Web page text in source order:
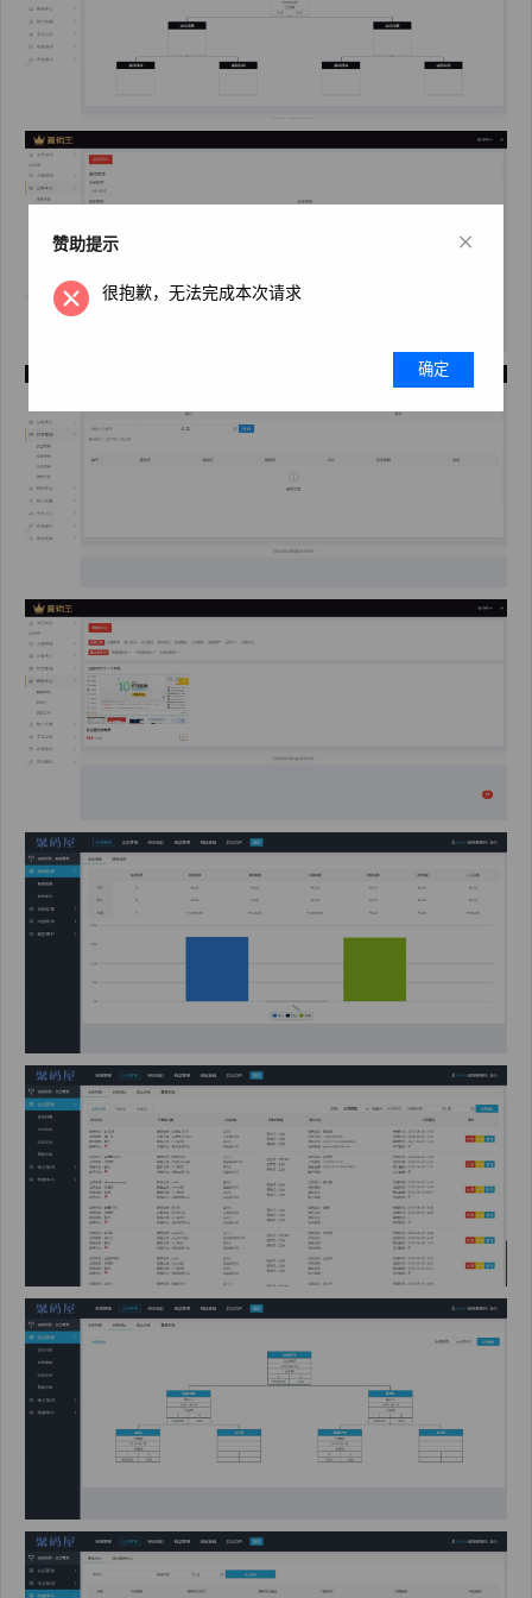
赞助提示 ×
很抱歉，无法完成本次请求
确定